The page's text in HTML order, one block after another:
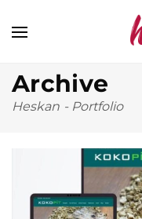
Archive
Heskan - Portfolio